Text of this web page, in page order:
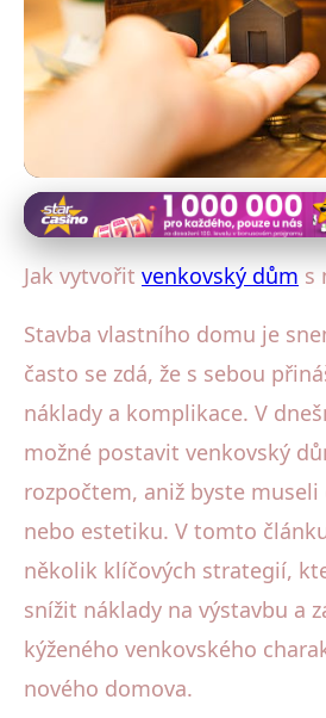
Stavba a materiály venkovského domu
Jak postavit stylový
22. 1. 2026· 4 min čtení · Autor: Aleš
Jak vytvořit venkovský dům s
Stavba vlastního domu je
často se zdá, že s sebou
náklady a komplikace. V
možné postavit venkovský
rozpočtem, aniž byste
nebo estetiku. V tomto
několik klíčových strategií,
snížit náklady na výstavbu a
kýženého venkovského
nového domova.